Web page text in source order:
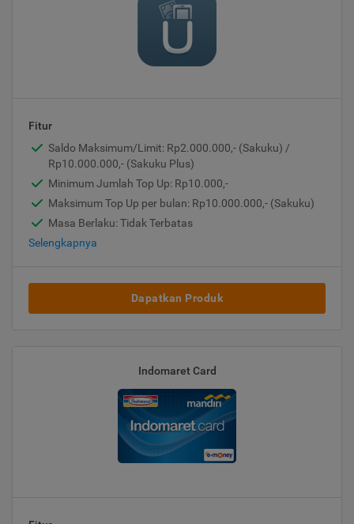
Fitur
Saldo Maksimum/Limit: Rp2.000.000,- (Sakuku) /
Rp10.000.000,- (Sakuku Plus)
Minimum Jumlah Top Up: Rp10.000,-
Maksimum Top Up per bulan: Rp10.000.000,- (Sakuku)
Masa Berlaku: Tidak Terbatas
Selengkapnya
Dapatkan Produk
Indomaret Card